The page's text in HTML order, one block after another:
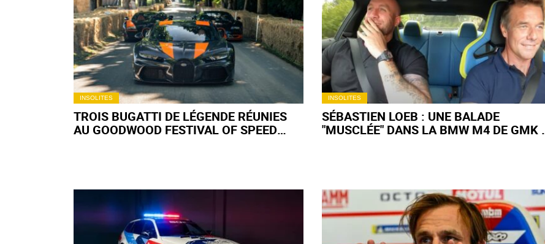
INSOLITES
TROIS BUGATTI DE LÉGENDE RÉUNIES
AU GOODWOOD FESTIVAL OF SPEED
INSOLITES
SÉBASTIEN LOEB : UNE BALADE
"MUSCLÉE" DANS LA BMW M4 DE GMK !